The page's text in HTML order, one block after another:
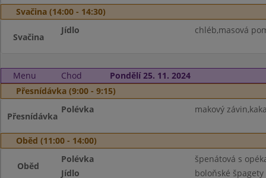
Svačina (14:00 - 14:30)
Svačina
Jídlo chléb,masová
Menu Chod
Pondělí 25. 11. 2024
Přesnídávka (9:00 - 9:15)
Přesnídávka
Polévka makový
Oběd (11:00 - 14:00)
Oběd
Polévka
špenátová s
Jídlo
boloňské